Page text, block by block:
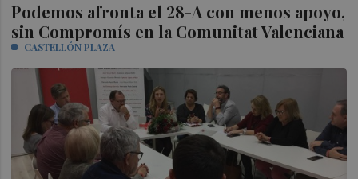
Podemos afronta el 28-A con menos apoyo,
sin Compromís en la Comunitat Valenciana
CASTELLÓN PLAZA